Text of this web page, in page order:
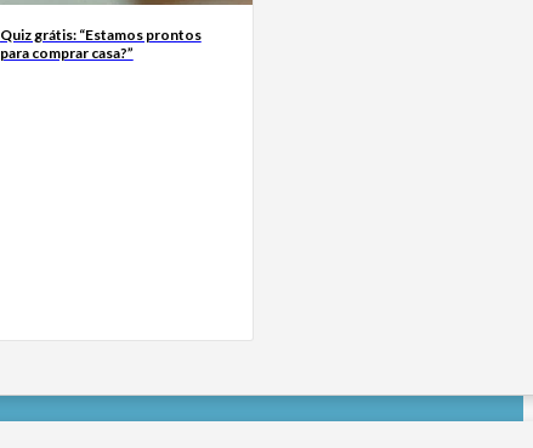
Quiz grátis: “Estamos prontos
para comprar casa?”